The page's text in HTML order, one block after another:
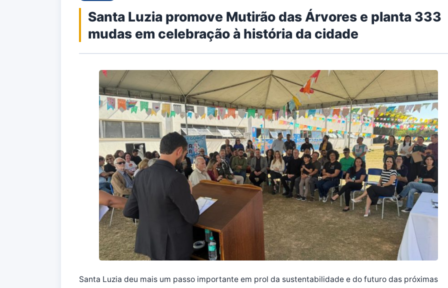
Santa Luzia promove Mutirão das Árvores e planta 333
mudas em celebração à história da cidade
Santa Luzia deu mais um passo importante em prol da sustentabilidade e do futuro das próximas